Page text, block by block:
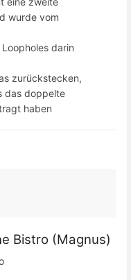
wurde vom
darin
zurückstecken,
das doppelte
haben
Bistro (Magnus)